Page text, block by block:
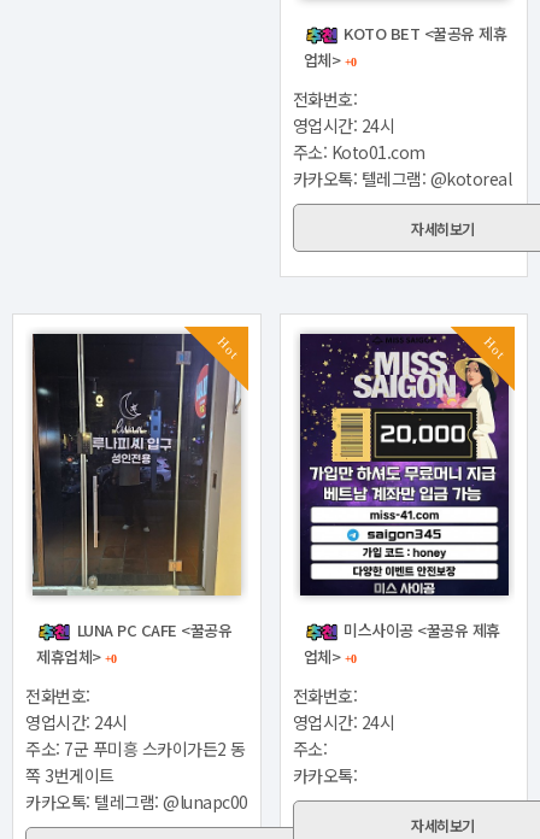
KOTO BET <꿀공유 제휴
업체> +0
전화번호:
영업시간: 24시
주소: Koto01.com
카카오톡: 텔레그램: @kotoreal
자세히보기
Hot
LUNA PC CAFE <꿀공유
제휴업체> +0
전화번호:
영업시간: 24시
주소: 7군 푸미흥 스카이가든2 동
쪽 3번게이트
카카오톡: 텔레그램: @lunapc00
Hot
미스사이공 <꿀공유 제휴
업체> +0
전화번호:
영업시간: 24시
주소:
카카오톡:
자세히보기